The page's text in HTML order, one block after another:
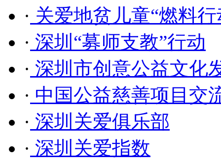
· 关爱地贫儿童“燃料行
· 深圳“募师支教”行动
· 深圳市创意公益文化
· 中国公益慈善项目交
· 深圳关爱俱乐部
· 深圳关爱指数